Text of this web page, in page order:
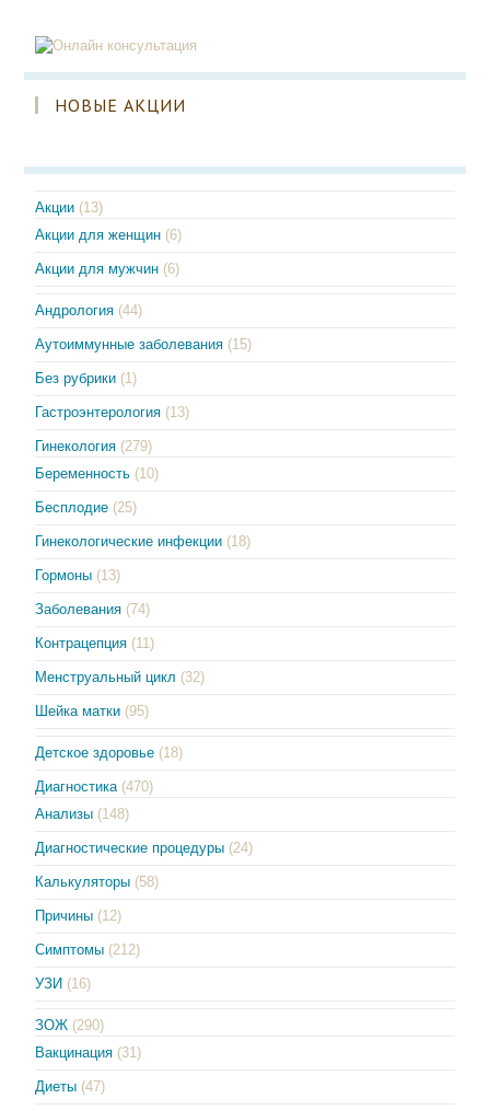
НОВЫЕ АКЦИИ
Акции (13)
Акции для женщин (6)
Акции для мужчин (6)
Андрология (44)
Аутоиммунные заболевания (15)
Без рубрики (1)
Гастроэнтерология (13)
Гинекология (279)
Беременность (10)
Бесплодие (25)
Гинекологические инфекции (18)
Гормоны (13)
Заболевания (74)
Контрацепция (11)
Менструальный цикл (32)
Шейка матки (95)
Детское здоровье (18)
Диагностика (470)
Анализы (148)
Диагностические процедуры (24)
Калькуляторы (58)
Причины (12)
Симптомы (212)
УЗИ (16)
ЗОЖ (290)
Вакцинация (31)
Диеты (47)